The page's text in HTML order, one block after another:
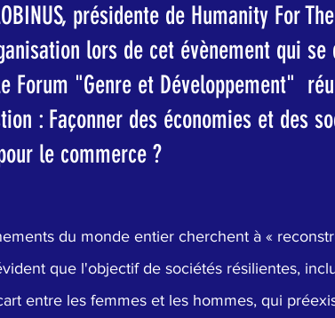
présidente de Humanity For
lors de cet évènement qui se
Forum "Genre et Développement"
: Façonner des économies et des
le commerce ?
du monde entier cherchent à «
que l'objectif de sociétés résilientes,
entre les femmes et les hommes, qui